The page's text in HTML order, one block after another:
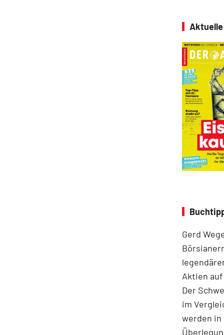
Gerd
Aktien
Der
im
werden in